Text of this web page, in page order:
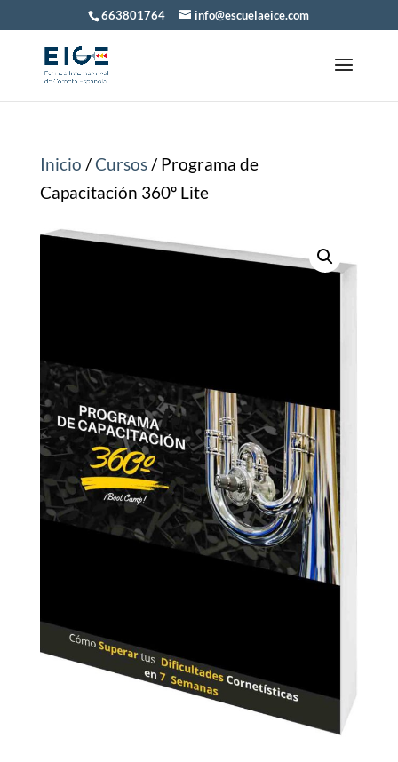
663801764 info@escuelaeice.com
Inicio / Cursos/ Programa de
Capacitación 360º Lite